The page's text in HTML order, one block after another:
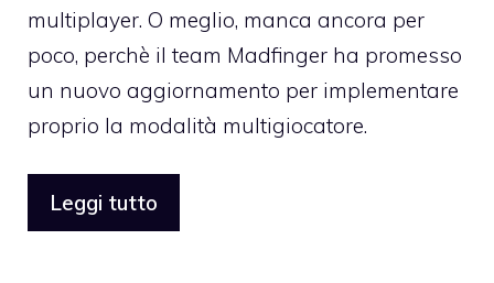
multiplayer. O meglio, manca ancora per
poco, perchè il team Madfinger ha promesso
un nuovo aggiornamento per implementare
proprio la modalità multigiocatore.
Leggi tutto